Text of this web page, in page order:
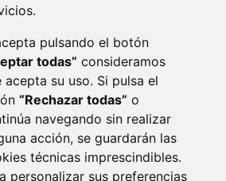
pulsando el botón
todas” consideramos
acepta su uso. Si pulsa el
“Rechazar todas” o
navegando sin realizar
acción, se guardarán las
técnicas imprescindibles.
personalizar sus preferencias
AVISO LEGAL
DE DATOS
DE COOKIES
ENLACE EXTERNO AL